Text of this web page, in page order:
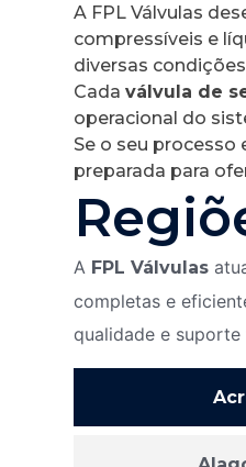
A FPL Válvulas
compressíveis e
diversas
Cadaválvula de
operacional do
Se o seu processo
preparada para
A FPL Válvulas
completas e
qualidade e